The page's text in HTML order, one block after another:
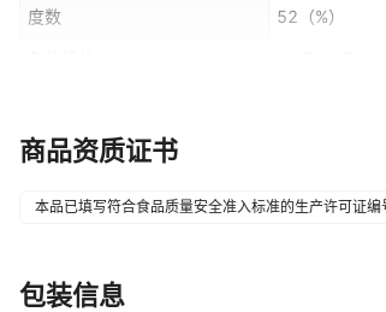
度数 52 （%）
特产
商品资质证书
本品已填写符合食品质量安全准入标准的生产许可证编
包装信息